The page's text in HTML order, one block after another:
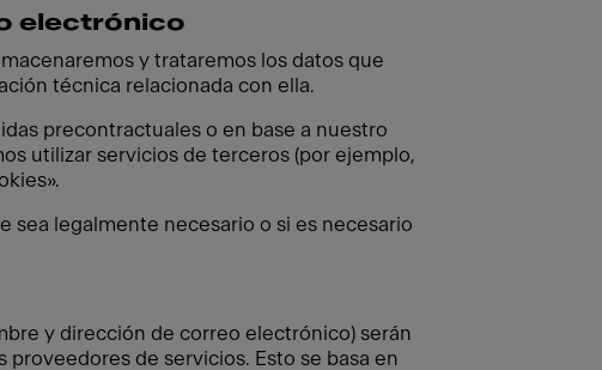
electrónico
y trataremos los datos que
técnica relacionada con ella.
precontractuales o en base a nuestro
utilizar servicios de terceros (por ejemplo,
sea legalmente necesario o si es necesario
y dirección de correo electrónico) serán
de servicios. Esto se basa en